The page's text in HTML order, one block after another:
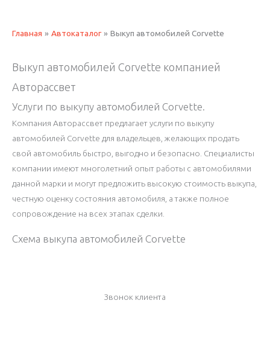
Главная Автокаталог Выкуп автомобилей Corvette
Выкуп автомобилей Corvette компанией
Авторассвет
Услуги по выкупу автомобилей Corvette.
Компания Авторассвет предлагает услуги по выкупу
автомобилей Corvette для владельцев, желающих продать
свой автомобиль быстро, выгодно и безопасно. Специалисты
компании имеют многолетний опыт работы с автомобилями
данной марки и могут предложить высокую стоимость выкупа,
честную оценку состояния автомобиля, а также полное
сопровождение на всех этапах сделки.
Схема выкупа автомобилей Corvette
Звонок клиента